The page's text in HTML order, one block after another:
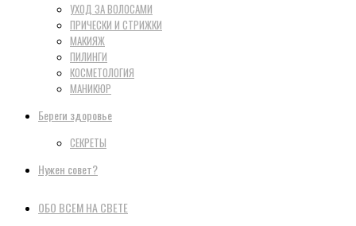
УХОД ЗА ВОЛОСАМИ
ПРИЧЕСКИ И СТРИЖКИ
МАКИЯЖ
ПИЛИНГИ
КОСМЕТОЛОГИЯ
МАНИКЮР
Береги здоровье
СЕКРЕТЫ
Нужен совет?
ОБО ВСЕМ НА СВЕТЕ